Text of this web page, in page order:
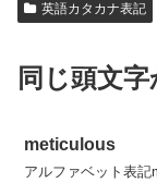
英語カタカナ表記
同じ頭文
meticulous
アルファベット表